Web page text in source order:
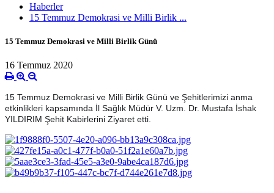
Haberler
15 Temmuz Demokrasi ve Milli Birlik ...
15 Temmuz Demokrasi ve Milli Birlik Günü
16 Temmuz 2020
15 Temmuz Demokrasi ve Milli Birlik Günü ve Şehitlerimizi anma
etkinlikleri kapsamında İl Sağlık Müdür V. Uzm. Dr. Mustafa İshak
YILDIRIM Şehit Kabirlerini Ziyaret etti.